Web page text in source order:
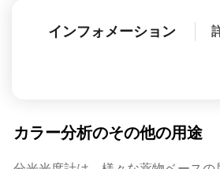
インフォメーション
カラー分析のその他の用途